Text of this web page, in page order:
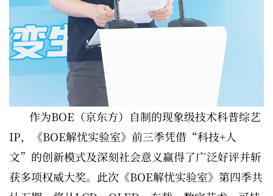
作为BOE（京东方）自制的现象级技术科普综艺
IP，《BOE解忧实验室》前三季凭借“科技+人
文”的创新模式及深刻社会意义赢得了广泛好评并斩
获多项权威大奖。此次《BOE解忧实验室》第四季共